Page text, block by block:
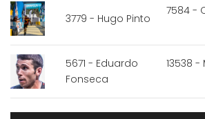
3779 - Hugo Pinto
5671 - Eduardo
Fonseca
7584 -
13538 -